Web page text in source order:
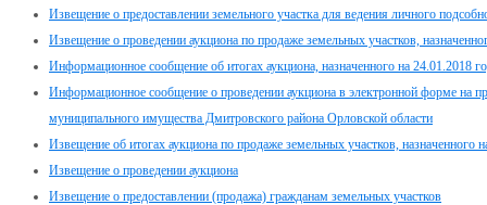
Извещение о предоставлении земельного участка для ведения личного
Извещение о проведении аукциона по продаже земельных участков,
Информационное сообщение об итогах аукциона, назначенного на 24.01.2018
Информационное сообщение о проведении аукциона в электронной форме на
муниципального имущества Дмитровского района Орловской области
Извещение об итогах аукциона по продаже земельных участков, назначенного
Извещение о проведении аукциона
Извещение о предоставлении (продажа) гражданам земельных участков